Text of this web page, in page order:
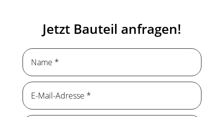
Jetzt Bauteil anfragen!